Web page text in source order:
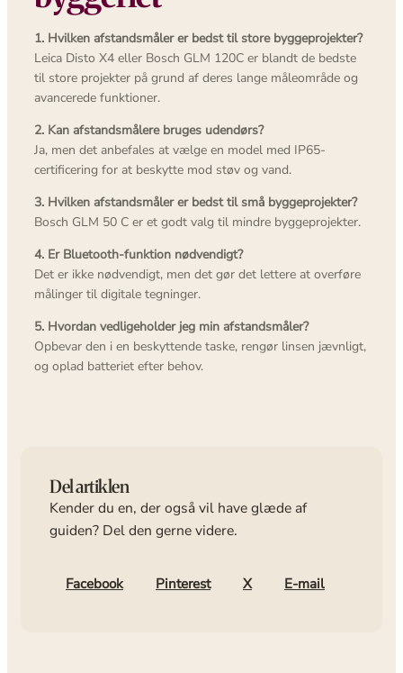
1. Hvilken afstandsmåler er bedst til store byggeprojekter?
Leica Disto X4 eller Bosch GLM 120C er blandt de bedste
til store projekter på grund af deres lange måleområde og
avancerede funktioner.
2. Kan afstandsmålere bruges udendørs?
Ja, men det anbefales at vælge en model med IP65-
certificering for at beskytte mod støv og vand.
3. Hvilken afstandsmåler er bedst til små byggeprojekter?
Bosch GLM 50 C er et godt valg til mindre byggeprojekter.
4. Er Bluetooth-funktion nødvendigt?
Det er ikke nødvendigt, men det gør det lettere at overføre
målinger til digitale tegninger.
5. Hvordan vedligeholder jeg min afstandsmåler?
Opbevar den i en beskyttende taske, rengør linsen jævnligt,
og oplad batteriet efter behov.
Del artiklen
Kender du en, der også vil have glæde af
guiden? Del den gerne videre.
Facebook Pinterest X E-mail